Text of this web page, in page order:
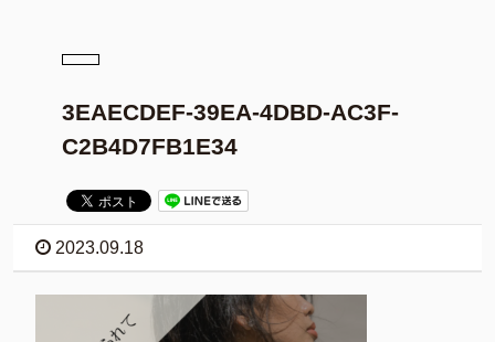
3EAECDEF-39EA-4DBD-AC3F-
C2B4D7FB1E34
2023.09.18